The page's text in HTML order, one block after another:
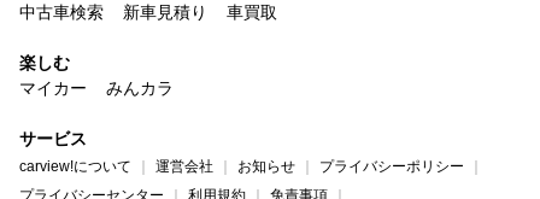
中古車検索
新車見積り 車買取
楽しむ
マイカー
みんカラ
サービス
carview!について 運営会社 お知らせ
プライバシーポリシー
プライバシーセンター
利用規約
免責事項